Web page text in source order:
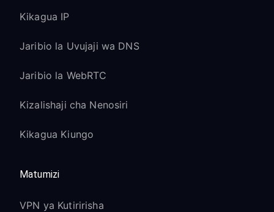
Kikagua IP
Jaribio la Uvujaji wa DNS
Jaribio la WebRTC
Kizalishaji cha Nenosiri
Kikagua Kiungo
Matumizi
VPN ya Kutiririsha